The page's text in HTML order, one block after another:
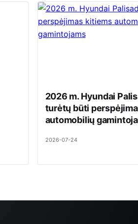
2026 m. Hyundai
turėtų būti
automobilių
2026-07-24